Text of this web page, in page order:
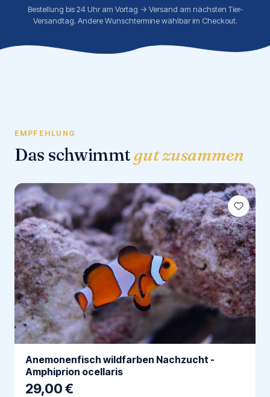
Bestellung bis 24 Uhr am Vortag → Versand am nächsten Tier-
Versandtag. Andere Wunschtermine wählbar im Checkout.
EMPFEHLUNG
Das schwimmtgut zusammen
Anemonenfisch wildfarben Nachzucht -
Amphiprion ocellaris
29,00 €